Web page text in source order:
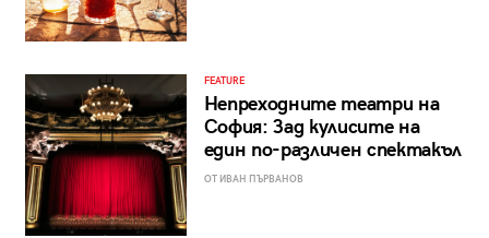
FEATURE
Непреходните театри на
София: Зад кулисите на
един по-различен спектакъл
ОТ ИВАН ПЪРВАНОВ